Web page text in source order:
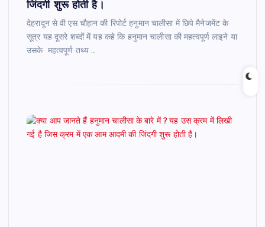
जिंदगी शुरू होती है।
देहरादून से वी एस चौहान की रिपोर्ट हनुमान चालीसा में छिपे मैनेजमेंट के
सूत्र यह दूसरे शब्दों में यह कहे कि हनुमान चालीसा की महत्वपूर्ण लाइने या
उसके महत्वपूर्ण तथ्य …